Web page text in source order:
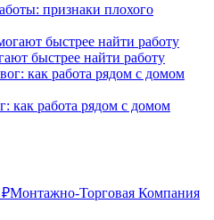
признаки плохого
быстрее найти работу
как работа рядом с домом
₽Монтажно-Торговая Компания